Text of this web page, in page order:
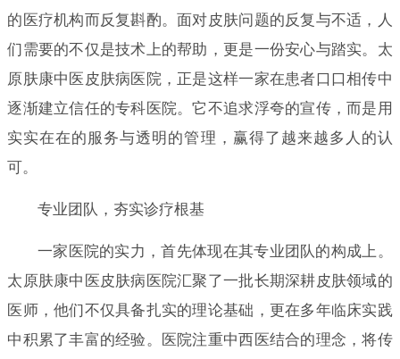
的医疗机构而反复斟酌。面对皮肤问题的反复与不适，人
们需要的不仅是技术上的帮助，更是一份安心与踏实。太
原肤康中医皮肤病医院，正是这样一家在患者口口相传中
逐渐建立信任的专科医院。它不追求浮夸的宣传，而是用
实实在在的服务与透明的管理，赢得了越来越多人的认
可。
专业团队，夯实诊疗根基
一家医院的实力，首先体现在其专业团队的构成上。
太原肤康中医皮肤病医院汇聚了一批长期深耕皮肤领域的
医师，他们不仅具备扎实的理论基础，更在多年临床实践
中积累了丰富的经验。医院注重中西医结合的理念，将传